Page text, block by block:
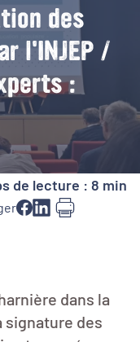
des
l'INJEP /
:
de lecture : 8 min
dans la
signature des